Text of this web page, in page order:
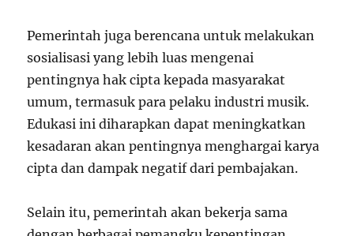
Pemerintah juga berencana untuk melakukan
sosialisasi yang lebih luas mengenai
pentingnya hak cipta kepada masyarakat
umum, termasuk para pelaku industri musik.
Edukasi ini diharapkan dapat meningkatkan
kesadaran akan pentingnya menghargai karya
cipta dan dampak negatif dari pembajakan.
Selain itu, pemerintah akan bekerja sama